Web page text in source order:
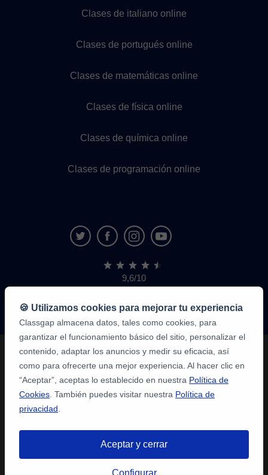
Clases de italiano online
Clases de portugués online
Clases de matemáticas online
Clases de física online
Clases de química online
Clases de programación online
9,6/10
1.339.284
de
alumnos
🍪 Utilizamos cookies para mejorar tu experiencia
Classgap almacena datos, tales como cookies, para
garantizar el funcionamiento básico del sitio, personalizar el
contenido, adaptar los anuncios y medir su eficacia, así
como para ofrecerte una mejor experiencia. Al hacer clic en
“Aceptar”, aceptas lo establecido en nuestra Política de
Cookies . También puedes visitar nuestra Política de
privacidad
Aceptar y cerrar
Configurar